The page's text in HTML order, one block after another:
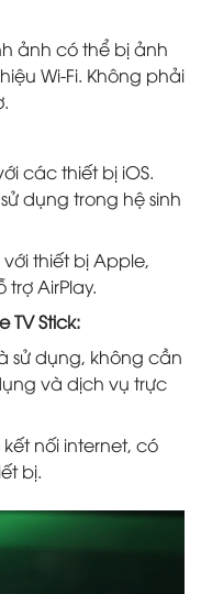
ảnh có thể bị ảnh
Wi-Fi. Không phải
các thiết bị iOS.
dụng trong hệ sinh
thiết bị Apple,
AirPlay.
TV Stick:
sử dụng, không cần
và dịch vụ trực
nối internet, có
bị.